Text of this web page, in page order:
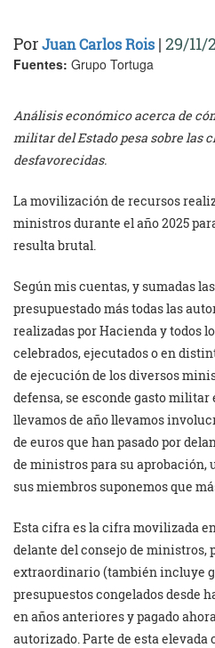
PorJuan Carlos Rois | 29/11/
Fuentes: Grupo Tortuga
Análisis económico acerca de
militar del Estado pesa sobre las
desfavorecidas.
La movilización de recursos
ministros durante el año 2025
resulta brutal.
Según mis cuentas, y sumadas
presupuestado más todas las
realizadas por Hacienda y todos
celebrados, ejecutados o en
de ejecución de los diversos
defensa, se esconde gasto militar
llevamos de año llevamos
de euros que han pasado por
de ministros para su aprobación,
sus miembros suponemos que
Esta cifra es la cifra movilizada
delante del consejo de ministros,
extraordinario (también incluye
presupuestos congelados desde
en años anteriores y pagado
autorizado. Parte de esta elevada